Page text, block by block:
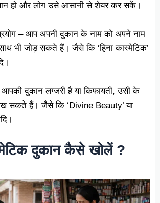
हो और लोग उसे आसानी से शेयर कर सकें।
– आप अपनी दुकान के नाम को अपने नाम
भी जोड़ सकते हैं। जैसे कि ‘हिना कास्मेटिक’
दुकान लग्जरी है या किफायती, उसी के
सकते हैं। जैसे कि ‘Divine Beauty’ या
आदि।
दुकान कैसे खोलें ?